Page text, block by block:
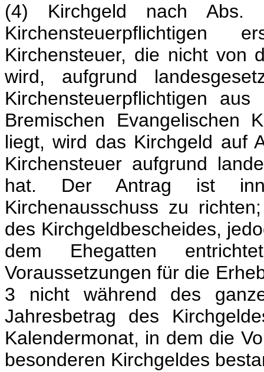
(4) Kirchgeld nach
Kirchensteuer, die nicht von
wird, aufgrund
Kirchensteuerpflichtigen
Bremischen Evangelischen
liegt, wird das Kirchgeld auf
Kirchensteuer aufgrund
hat. Der Antrag ist
Kirchenausschuss zu
des Kirchgeldbescheides,
dem Ehegatten
Voraussetzungen für die
3 nicht während des
Jahresbetrag des
Kalendermonat, in dem die
besonderen Kirchgeldes